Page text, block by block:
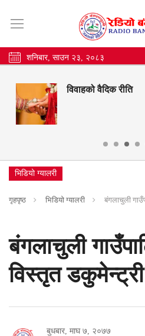
शनिबार, साउन २३, २०८३
विवाहको वैदिक रीति
भिडियो ग्यालरी
गृहपृष्ठ भिडियो ग्यालरी बंगलाचुली
बंगलाचुली
विस्तृत डकुमेन्ट्री
बुधबार, माघ ७, २०७७